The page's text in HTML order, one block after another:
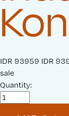
S
a
l
e
IDR 93959 O
IDR
sale
Quantity: